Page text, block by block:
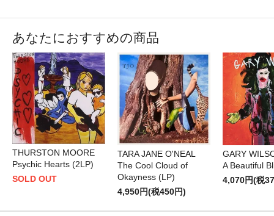
あなたにおすすめの商品
THURSTON MOORE
Psychic Hearts (2LP)
SOLD OUT
TARA JANE O'NEAL
The Cool Cloud of
Okayness (LP)
4,950円(税450円)
GARY
A Beautiful
4,070円(税